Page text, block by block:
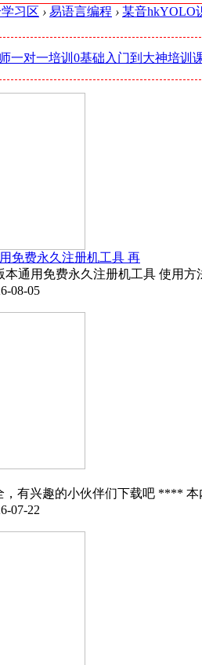
习区 › 易语言编程 › 某音hkYOLO
一对一培训0基础入门到大神培训
免费永久注册机工具 再
本通用免费永久注册机工具 使用
08-05
，有兴趣的小伙伴们下载吧 ****
07-22